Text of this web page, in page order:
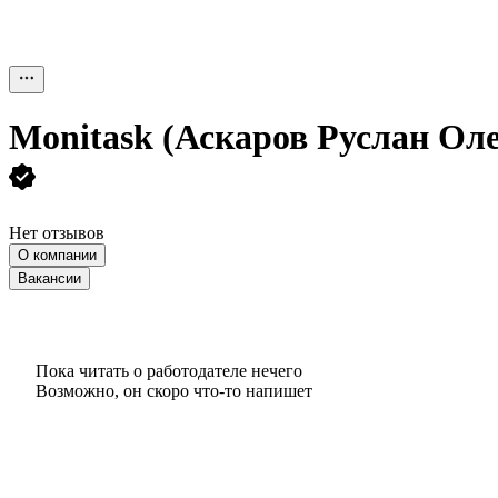
Monitask (Аскаров Руслан
Нет отзывов
О компании
Вакансии
Пока читать о работодателе нечего
Возможно, он скоро что‑то напишет